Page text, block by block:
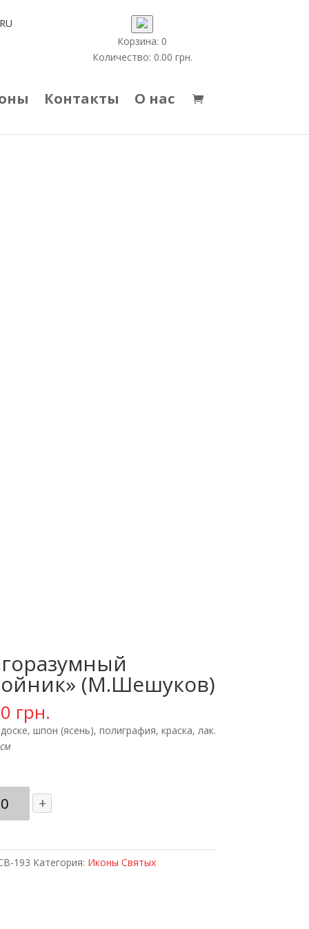
RU
Корзина: 0
Количество: 0.00 грн.
Контакты О нас
(М.Шешуков)
грн.
шпон (ясень), полиграфия, краска, лак.
+
193 Категория: Иконы Святых